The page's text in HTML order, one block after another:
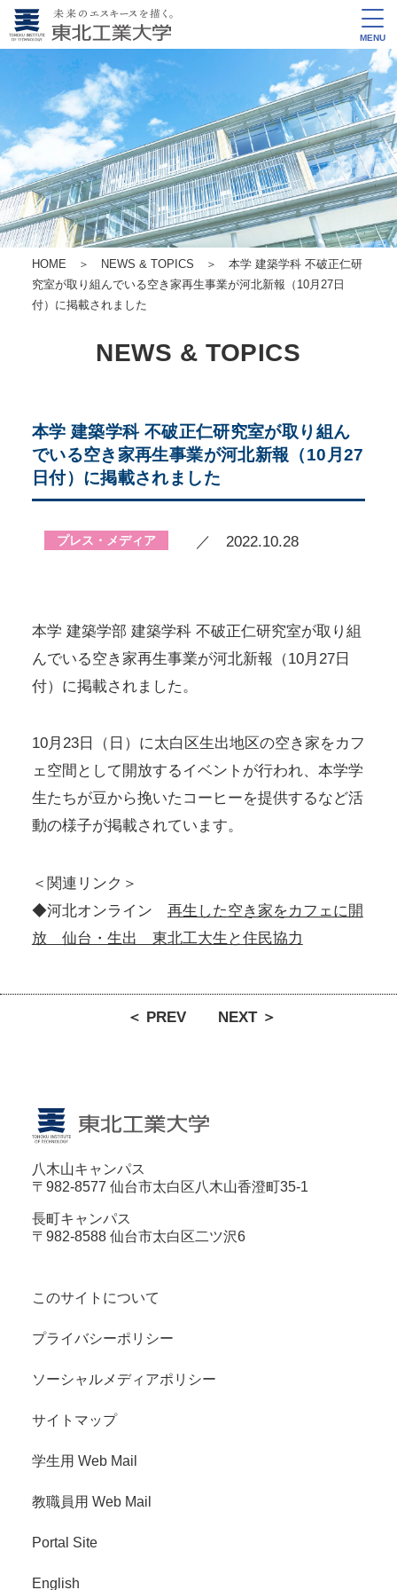
MENU
HOME ＞ NEWS & TOPICS ＞ 本学 建築学科 不破正仁研
究室が取り組んでいる空き家再生事業が河北新報（10月27日
付）に掲載されました
NEWS & TOPICS
本学 建築学科 不破正仁研究室が取り組ん
でいる空き家再生事業が河北新報（10月27
日付）に掲載されました
プレス・メディア ／ 2022.10.28
本学 建築学部 建築学科 不破正仁研究室が取り組
んでいる空き家再生事業が河北新報（10月27日
付）に掲載されました。
10月23日（日）に太白区生出地区の空き家をカフ
ェ空間として開放するイベントが行われ、本学学
生たちが豆から挽いたコーヒーを提供するなど活
動の様子が掲載されています。
＜関連リンク＞
◆河北オンライン 再生した空き家をカフェに開
放 仙台・生出 東北工大生と住民協力
＜ PREV NEXT ＞
八木山キャンパス
〒982-8577 仙台市太白区八木山香澄町35-1
長町キャンパス
〒982-8588 仙台市太白区二ツ沢6
このサイトについて
プライバシーポリシー
ソーシャルメディアポリシー
サイトマップ
学生用 Web Mail
教職員用 Web Mail
Portal Site
English